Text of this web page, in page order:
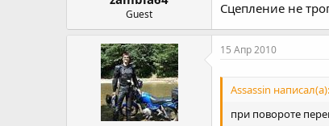
Guest Сцепление не
15 Апр 2010
Assassin написал(а):
при повороте